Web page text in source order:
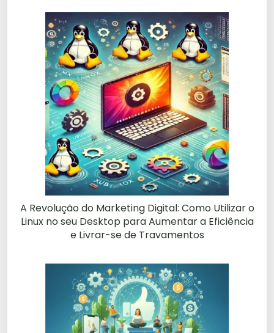
A Revolução do Marketing Digital: Como Utilizar o
Linux no seu Desktop para Aumentar a Eficiência
e Livrar-se de Travamentos